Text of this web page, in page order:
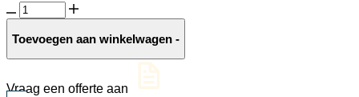
GeoCeramica®
Madox
Antracite
Toevoegen aan winkelwagen -
Vraag een offerte aan